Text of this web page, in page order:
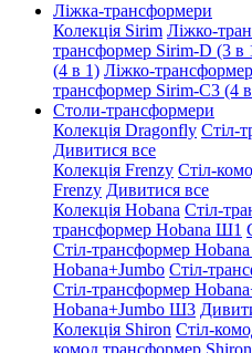
Ліжка-трансформери
Колекція Sirim Ліжко-
трансформер Sirim-D (3 в
(4 в 1) Ліжко-
трансформер Sirim-C3 (4
Столи-трансформери
Колекція Dragonfly Стіл-
Дивитися все
Колекція Frenzy Стіл-
Frenzy Дивитися все
Колекція Hobana Стіл-
трансформер Hobana Ш1
Стіл-трансформер
Hobana+Jumbo Стіл-
Стіл-трансформер
Hobana+Jumbo Ш3
Колекція Shiron Стіл-
комод трансформер